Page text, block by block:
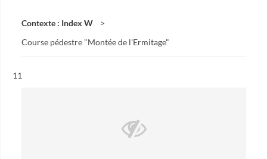
Contexte : Index W
Course pédestre "Montée de l'Ermitage"
Résultat n°
11